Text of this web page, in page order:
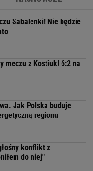
Sabalenki! Nie będzie
meczu z Kostiuk! 6:2 na
Jak Polska buduje
regionu
konflikt z
do niej"